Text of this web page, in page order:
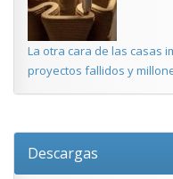
La otra cara de las casas
proyectos fallidos y
Descargas